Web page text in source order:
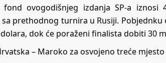
fond ovogodišnjeg izdanja SP-a
prethodnog turnira u Rusiji. Pobjednku
dok će poraženi finalista dobiti 30
– Maroko za osvojeno treće